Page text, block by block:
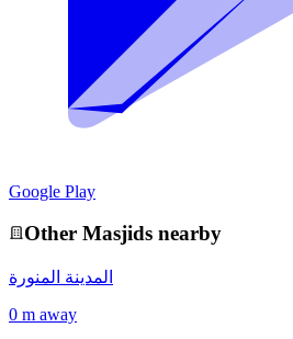
Google Play
Other Masjids nearby
المدينة المنورة
0 m away